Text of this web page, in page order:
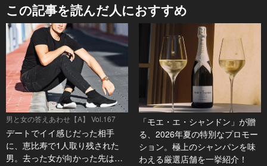
この記事を読んだ人におすすめ
男と女の答えあわせ【A】 Vol.167
デートでイイ感じだった相手
に、恵比寿で1人取り残された
男。去った女が向かった先は…
「モエ・エ・シャンドン」が贈
る、2026年夏の特別なプロモー
ション。極上のシャンパンを味
わえる厳選店舗を一挙紹介！